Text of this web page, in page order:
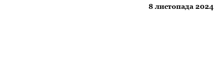
8 листопада 2024